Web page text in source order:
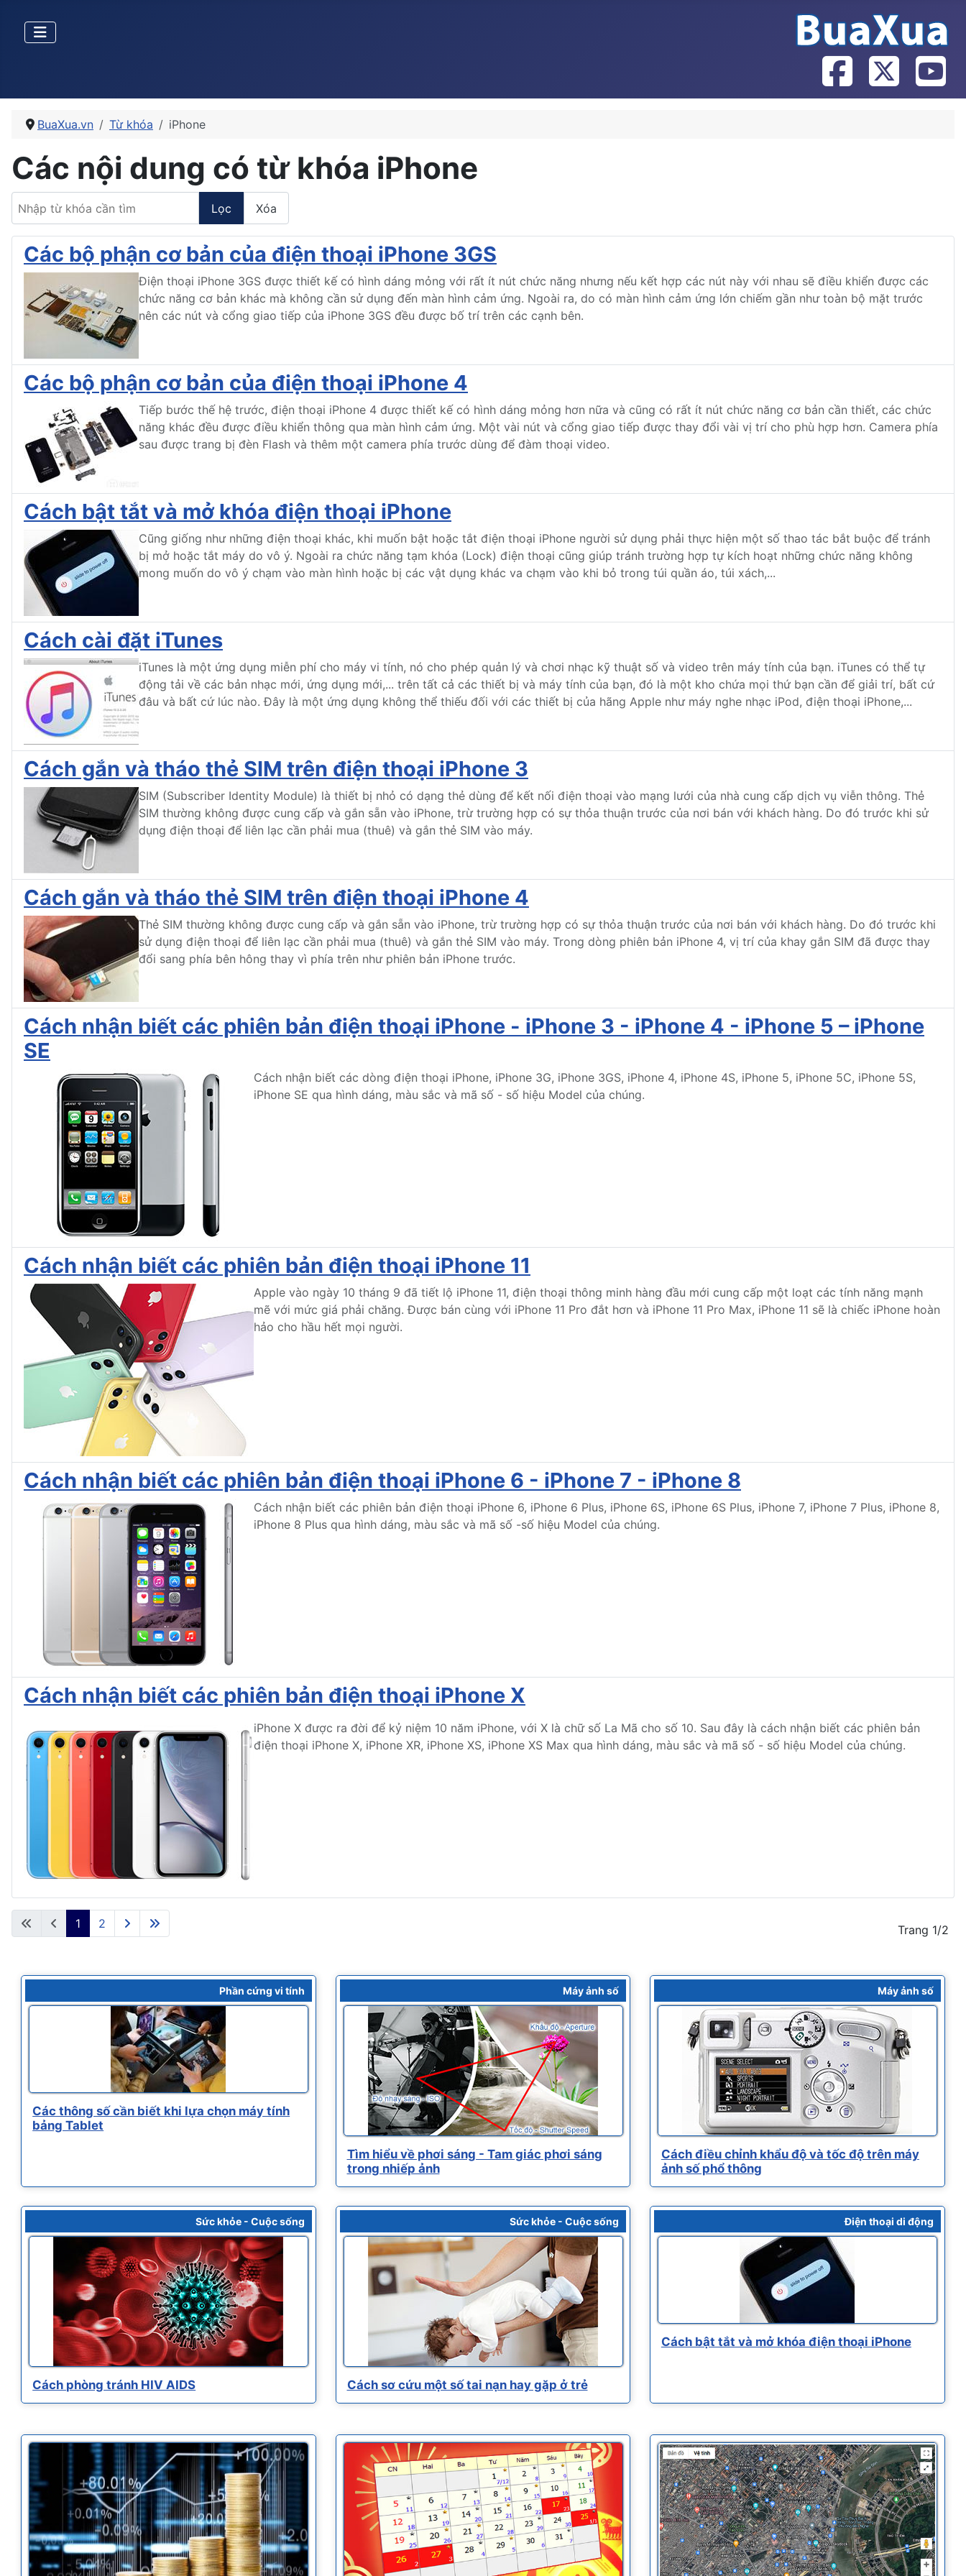
BuaXua.vn Từ khóa iPhone
Các nội dung có từ khóa iPhone
Nhập từ khóa cần tìm
Lọc Xóa
Các bộ phận cơ bản của điện thoại iPhone 3GS
Điện thoại iPhone 3GS được thiết kế có hình dáng mỏng với rất ít nút chức năng nhưng nếu kết hợp các nút này với nhau sẽ điều khiển được các
chức năng cơ bản khác mà không cần sử dụng đến màn hình cảm ứng. Ngoài ra, do có màn hình cảm ứng lớn chiếm gần như toàn bộ mặt trước
nên các nút và cổng giao tiếp của iPhone 3GS đều được bố trí trên các cạnh bên.
Các bộ phận cơ bản của điện thoại iPhone 4
Tiếp bước thế hệ trước, điện thoại iPhone 4 được thiết kế có hình dáng mỏng hơn nữa và cũng có rất ít nút chức năng cơ bản cần thiết, các chức
năng khác đều được điều khiển thông qua màn hình cảm ứng. Một vài nút và cổng giao tiếp được thay đổi vài vị trí cho phù hợp hơn. Camera phía
sau được trang bị đèn Flash và thêm một camera phía trước dùng để đàm thoại video.
Cách bật tắt và mở khóa điện thoại iPhone
Cũng giống như những điện thoại khác, khi muốn bật hoặc tắt điện thoại iPhone người sử dụng phải thực hiện một số thao tác bắt buộc để tránh
bị mở hoặc tắt máy do vô ý. Ngoài ra chức năng tạm khóa (Lock) điện thoại cũng giúp tránh trường hợp tự kích hoạt những chức năng không
mong muốn do vô ý chạm vào màn hình hoặc bị các vật dụng khác va chạm vào khi bỏ trong túi quần áo, túi xách,...
Cách cài đặt iTunes
iTunes là một ứng dụng miễn phí cho máy vi tính, nó cho phép quản lý và chơi nhạc kỹ thuật số và video trên máy tính của bạn. iTunes có thể tự
động tải về các bản nhạc mới, ứng dụng mới,... trên tất cả các thiết bị và máy tính của bạn, đó là một kho chứa mọi thứ bạn cần để giải trí, bất cứ
đâu và bất cứ lúc nào. Đây là một ứng dụng không thể thiếu đối với các thiết bị của hãng Apple như máy nghe nhạc iPod, điện thoại iPhone,...
Cách gắn và tháo thẻ SIM trên điện thoại iPhone 3
SIM (Subscriber Identity Module) là thiết bị nhỏ có dạng thẻ dùng để kết nối điện thoại vào mạng lưới của nhà cung cấp dịch vụ viễn thông. Thẻ
SIM thường không được cung cấp và gắn sẵn vào iPhone, trừ trường hợp có sự thỏa thuận trước của nơi bán với khách hàng. Do đó trước khi sử
dụng điện thoại để liên lạc cần phải mua (thuê) và gắn thẻ SIM vào máy.
Cách gắn và tháo thẻ SIM trên điện thoại iPhone 4
Thẻ SIM thường không được cung cấp và gắn sẵn vào iPhone, trừ trường hợp có sự thỏa thuận trước của nơi bán với khách hàng. Do đó trước khi
sử dụng điện thoại để liên lạc cần phải mua (thuê) và gắn thẻ SIM vào máy. Trong dòng phiên bản iPhone 4, vị trí của khay gắn SIM đã được thay
đổi sang phía bên hông thay vì phía trên như phiên bản iPhone trước.
Cách nhận biết các phiên bản điện thoại iPhone - iPhone 3 - iPhone 4 - iPhone 5 – iPhone
SE
Cách nhận biết các dòng điện thoại iPhone, iPhone 3G, iPhone 3GS, iPhone 4, iPhone 4S, iPhone 5, iPhone 5C, iPhone 5S,
iPhone SE qua hình dáng, màu sắc và mã số - số hiệu Model của chúng.
Cách nhận biết các phiên bản điện thoại iPhone 11
Apple vào ngày 10 tháng 9 đã tiết lộ iPhone 11, điện thoại thông minh hàng đầu mới cung cấp một loạt các tính năng mạnh
mẽ với mức giá phải chăng. Được bán cùng với iPhone 11 Pro đắt hơn và iPhone 11 Pro Max, iPhone 11 sẽ là chiếc iPhone hoàn
hảo cho hầu hết mọi người.
Cách nhận biết các phiên bản điện thoại iPhone 6 - iPhone 7 - iPhone 8
Cách nhận biết các phiên bản điện thoại iPhone 6, iPhone 6 Plus, iPhone 6S, iPhone 6S Plus, iPhone 7, iPhone 7 Plus, iPhone 8,
iPhone 8 Plus qua hình dáng, màu sắc và mã số -số hiệu Model của chúng.
Cách nhận biết các phiên bản điện thoại iPhone X
iPhone X được ra đời để kỷ niệm 10 năm iPhone, với X là chữ số La Mã cho số 10. Sau đây là cách nhận biết các phiên bản
điện thoại iPhone X, iPhone XR, iPhone XS, iPhone XS Max qua hình dáng, màu sắc và mã số - số hiệu Model của chúng.
Trang 1/2
1 2
Phần cứng vi tính
Các thông số cần biết khi lựa chọn máy tính
bảng Tablet
Máy ảnh số
Tìm hiểu về phơi sáng - Tam giác phơi sáng
trong nhiếp ảnh
Máy ảnh số
Cách điều chỉnh khẩu độ và tốc độ trên máy
ảnh số phổ thông
Sức khỏe - Cuộc sống
Cách phòng tránh HIV AIDS
Sức khỏe - Cuộc sống
Cách sơ cứu một số tai nạn hay gặp ở trẻ
Điện thoại di động
Cách bật tắt và mở khóa điện thoại iPhone